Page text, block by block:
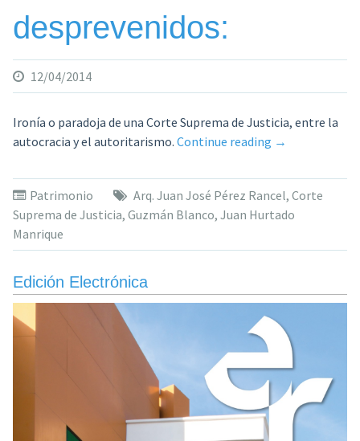
desprevenidos:
12/04/2014
Ironía o paradoja de una Corte Suprema de Justicia, entre la
autocracia y el autoritarismo. Continue reading «La
de
hoy
de
Arquitectura,
los
estudiantes
de
arquitectura
→
Patrimonio Arq. Juan José Pérez Rancel, Corte
Suprema de Justicia, Guzmán Blanco, Juan Hurtado
Manrique
Edición Electrónica